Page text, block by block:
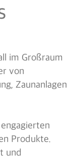
im Großraum
von
Zaunanlagen
Produkte.
und